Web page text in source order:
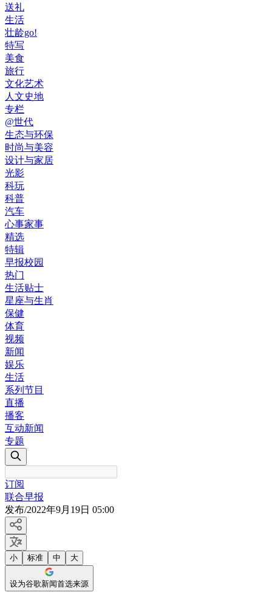
送礼
生活
壮龄go!
特写
美食
旅行
文化艺术
人文史地
专栏
@世代
生态与环保
时尚与美容
设计与家居
光影
科玩
科普
汽车
心事家事
精选
特辑
早报校园
热门
生活贴士
星座与生肖
保健
体育
视频
新闻
娱乐
生活
系列节目
直播
播客
互动新闻
专题
订阅
联合早报
发布/2022年9月19日 05:00
小 标准 中 大
设为谷歌新闻首选来源